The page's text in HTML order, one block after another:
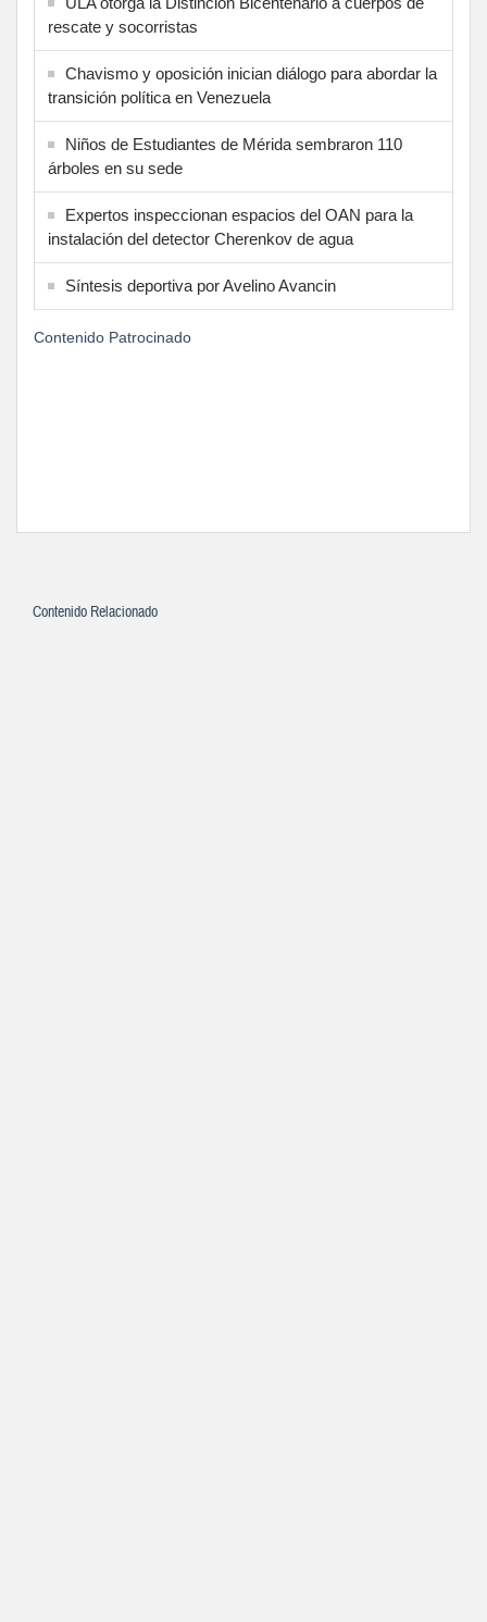
rescate y socorristas
Chavismo y oposición inician diálogo para abordar la
transición política en Venezuela
Niños de Estudiantes de Mérida sembraron 110
árboles en su sede
Expertos inspeccionan espacios del OAN para la
instalación del detector Cherenkov de agua
Síntesis deportiva por Avelino Avancin
Contenido Patrocinado
Contenido Relacionado